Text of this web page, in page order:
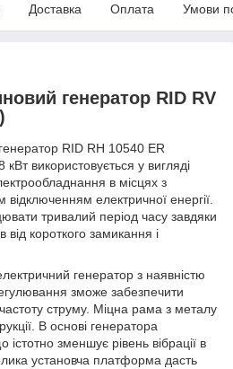
Доставка Оплата Умови
генератор RID RV
RID RH 10540 ER
використовується у вигляді
в місцях з
електричної енергії.
тривалий період часу завдяки
від короткого замикання і
генератор з наявністю
зможе забезпечити
частоту струму. Міцна рама з металу
В основі генератора
зменшує рівень вібрації в
установча платформа дасть